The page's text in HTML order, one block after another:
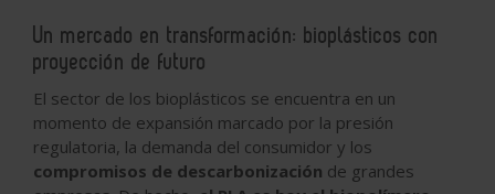
Un mercado en transformación: bioplásticos con
proyección de futuro
El sector de los bioplásticos se encuentra en un
momento de expansión marcado por la presión
regulatoria, la demanda del consumidor y los
compromisos de descarbonización de grandes